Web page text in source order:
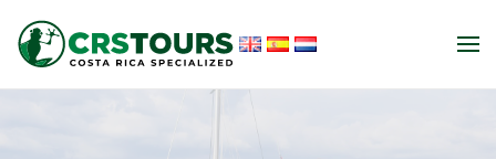
Skip to main content